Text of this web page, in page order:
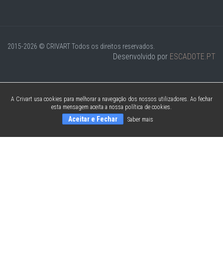
2015-2026 © CRIVARTTodos os direitos reservados.
Desenvolvido por ESCADOTE.PT
A Crivart usa cookies para melhorar a navegação dos nossos utilizadores. Ao fechar
esta mensagem aceita a nossa política de cookies.
Aceitar e Fechar Saber mais